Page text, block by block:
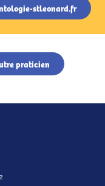
stleonard.fr
praticien